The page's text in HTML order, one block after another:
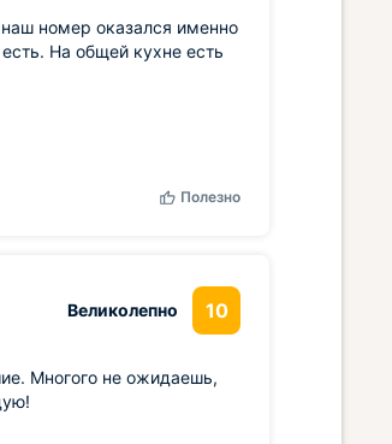
номер оказался именно
На общей кухне есть
Полезно
Великолепно 10
Многого не ожидаешь,